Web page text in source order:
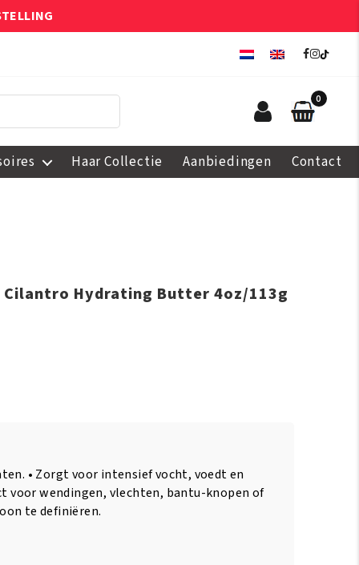
0
Haar Collectie Aanbiedingen Contact
Cilantro Hydrating Butter 4oz/113g
• Zorgt voor intensief vocht, voedt en
voor wendingen, vlechten, bantu-knopen of
te definiëren.